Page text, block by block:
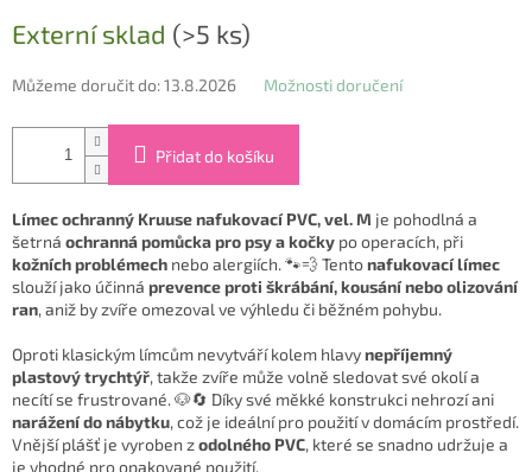
cena:
Externí sklad (>5 ks)
Můžeme doručit do:13.8.2026 Možnosti doručení
Přidat do košíku
Límec ochranný Kruuse nafukovací PVC, vel. M je pohodlná a
šetrná ochranná pomůcka pro psy a kočky po operacích, při
kožních problémech nebo alergiích. 🐾💨 Tentonafukovací límec
slouží jako účinná prevence proti škrábání, kousání nebo olizování
ran, aniž by zvíře omezoval ve výhledu či běžném pohybu.
Oproti klasickým límcům nevytváří kolem hlavynepříjemný
plastový trychtýř, takže zvíře může volně sledovat své okolí a
necítí se frustrované. 🐶🔄 Díky své měkké konstrukci nehrozí ani
narážení do nábytku, což je ideální pro použití v domácím prostředí.
Vnější plášť je vyroben zodolného PVC, které se snadno udržuje a
je vhodné pro opakované použití.